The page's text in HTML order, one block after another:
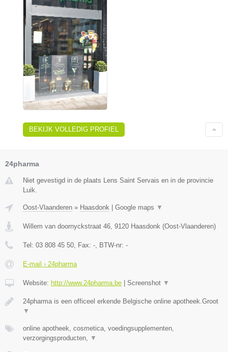
BEKIJK VOLLEDIG PROFIEL
24pharma
Niet gevestigd in de plaats Lens Saint Servais en in de provincie
Luik.
Oost-Vlaanderen » Haasdonk Google maps ▼
Willem van doornyckstraat 46 9120 Haasdonk (Oost-Vlaanderen)
Tel: 03 808 45 50 , Fax: - , BTW-nr: -
E-mail › 24pharma
Website: http://www.24pharma.be Screenshot ▼
24pharma is een officeel erkende Belgische online apotheek.Groot
▼
online apotheek, cosmetica, voedingsupplementen,
verzorgingsproducten,
▼